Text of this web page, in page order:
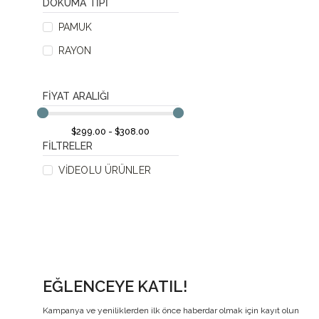
DOKUMA TIPI
PAMUK
RAYON
FIYAT ARALIĞI
$299.00 - $308.00
FILTRELER
VIDEOLU ÜRÜNLER
EĞLENCEYE KATIL!
Kampanya ve yeniliklerden ilk önce haberdar olmak için kayıt olun